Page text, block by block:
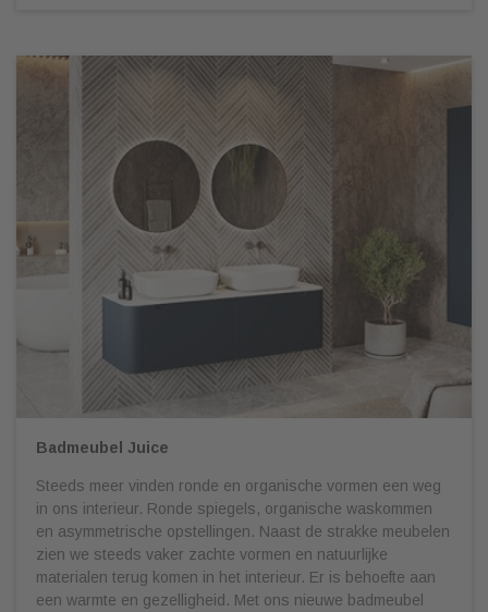
Badmeubel Juice
Steeds meer vinden ronde en organische vormen een weg
in ons interieur. Ronde spiegels, organische waskommen
en asymmetrische opstellingen. Naast de strakke meubelen
zien we steeds vaker zachte vormen en natuurlijke
materialen terug komen in het interieur. Er is behoefte aan
een warmte en gezelligheid. Met ons nieuwe badmeubel